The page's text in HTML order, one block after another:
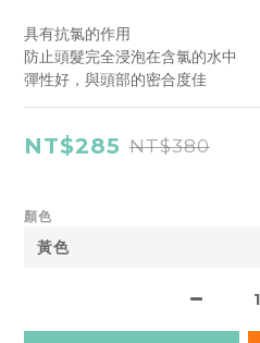
具有抗氯的作用
防止頭髮完全浸泡在含氯的水中
彈性好，與頭部的密合度佳
NT$285 NT$380
顏色